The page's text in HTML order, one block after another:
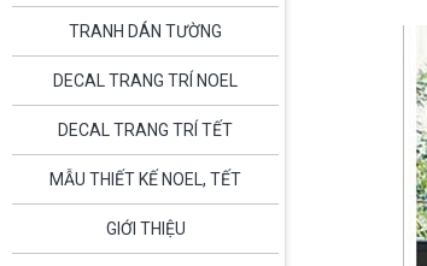
TRANH DÁN TƯỜNG
DECAL TRANG TRÍ NOEL
DECAL TRANG TRÍ TẾT
MẪU THIẾT KẾ NOEL, TẾT
GIỚI THIỆU